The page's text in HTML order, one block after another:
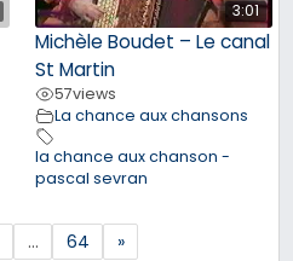
3:01
Michèle Boudet – Le canal
St Martin
57views
La chance aux chansons
la chance aux chanson -
pascal sevran
… 64 »